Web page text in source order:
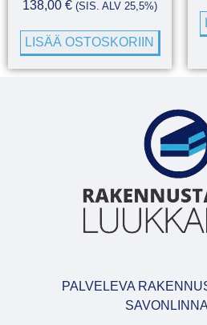
138,00 € (SIS. ALV 25,5%)
LISÄÄ OSTOSKORIIN
PALVELEVA